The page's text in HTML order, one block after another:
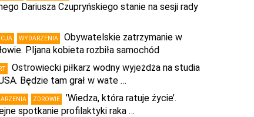
Dariusza Czupryńskiego stanie na sesji rady
WYDARZENIA
Obywatelskie zatrzymanie w
PIjana kobieta rozbiła samochód
Ostrowiecki piłkarz wodny wyjeżdża na studia
Będzie tam grał w wate …
ZDROWIE
’Wiedza, która ratuje życie’.
spotkanie profilaktyki raka …